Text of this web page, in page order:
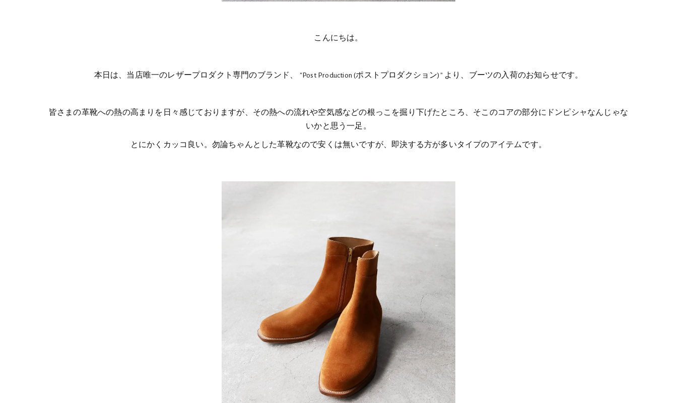
こんにちは。
本日は、当店唯一のレザープロダクト専門のブランド、 "Post Production (ポストプロダクション)" より、ブーツの入荷のお知らせです。
皆さまの革靴への熱の高まりを日々感じておりますが、その熱への流れや空気感などの根っこを掘り下げたところ、そこのコアの部分にドンピシャなんじゃな
いかと思う一足。
とにかくカッコ良い。勿論ちゃんとした革靴なので安くは無いですが、即決する方が多いタイプのアイテムです。